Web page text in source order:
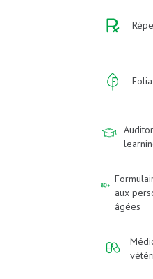
Folia
aux
âgées